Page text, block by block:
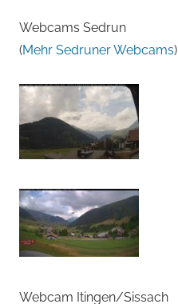
Webcams Sedrun
(Mehr Sedruner Webcams)
Webcam Itingen/Sissach